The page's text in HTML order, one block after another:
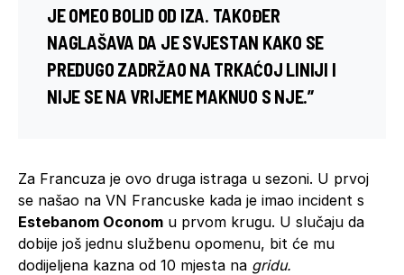
JE OMEO BOLID OD IZA. TAKOĐER
NAGLAŠAVA DA JE SVJESTAN KAKO SE
PREDUGO ZADRŽAO NA TRKAĆOJ LINIJI I
NIJE SE NA VRIJEME MAKNUO S NJE.”
Za Francuza je ovo druga istraga u sezoni. U prvoj
se našao na VN Francuske kada je imao incident s
Estebanom Oconom u prvom krugu. U slučaju da
dobije još jednu službenu opomenu, bit će mu
dodijeljena kazna od 10 mjesta na gridu.